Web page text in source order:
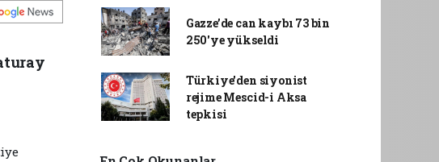
Gazze’de can kaybı 73 bin
250'ye yükseldi
Türkiye'den siyonist
rejime Mescid-i Aksa
tepkisi